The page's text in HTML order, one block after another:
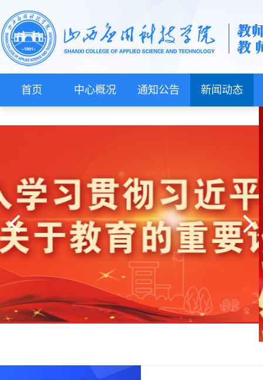
首页 中心概况 通知公告 新闻动态